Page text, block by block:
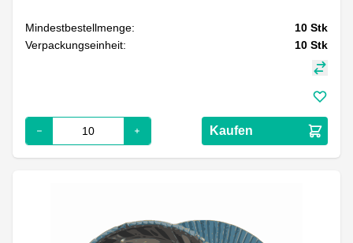
Mindestbestellmenge: 10 Stk
Verpackungseinheit:
10 Stk
Kaufen